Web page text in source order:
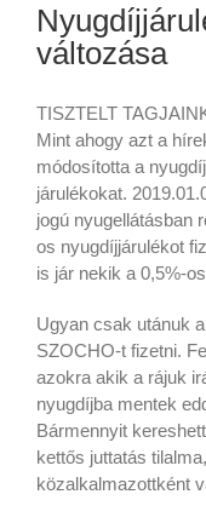
változása
TISZTELT
Mint ahogy azt a
módosította a
járulékokat.
jogú nyugellátásban
os nyugdíjjárulékot
is jár nekik a 0,5%-
Ugyan csak utánuk
SZOCHO-t fizetni.
azokra akik a rájuk
nyugdíjba mentek
Bármennyit
kettős juttatás
közalkalmazottként